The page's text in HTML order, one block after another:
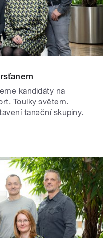
kandidáty na
Toulky světem.
taneční skupiny.